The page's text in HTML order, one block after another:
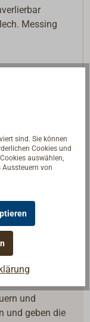
Messing
und
und geben die
sind. Sie können
Cookies und
auswählen,
von